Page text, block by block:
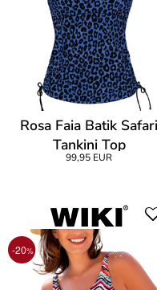
Rosa Faia Batik Safari
Tankini Top
99,95 EUR
-20%